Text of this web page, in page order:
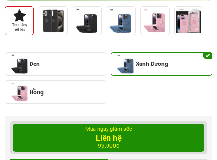
Đen Xanh Dương
Hồng
Mua ngay giảm sốc
Liên hệ
99.000đ